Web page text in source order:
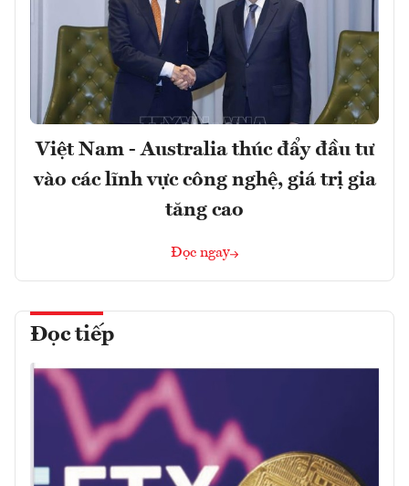
Việt Nam - Australia thúc đẩy đầu tư
vào các lĩnh vực công nghệ, giá trị gia
tăng cao
Đọc ngay
Đọc tiếp